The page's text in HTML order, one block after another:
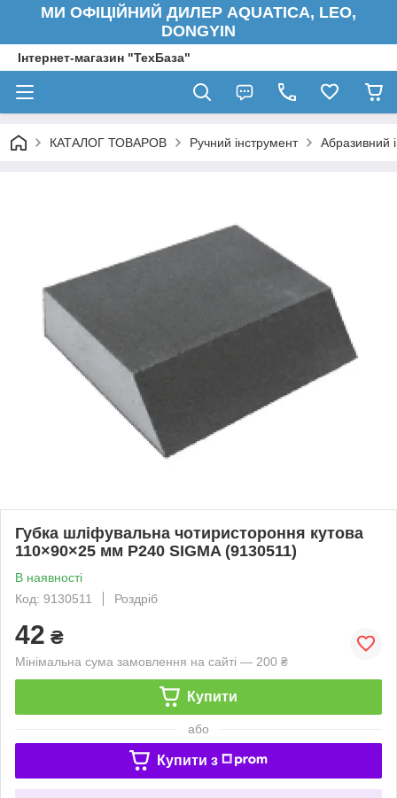
МИ ОФІЦІЙНИЙ ДИЛЕР AQUATICA, LEO,
DONGYIN
Інтернет-магазин "ТехБаза"
КАТАЛОГ ТОВАРОВ Ручний інструмент Абразивний
Губка шліфувальна чотиристороння кутова
110×90×25 мм P240 SIGMA (9130511)
В наявності
Код: 9130511
Роздріб
42 ₴
Мінімальна сума замовлення на сайті — 200 ₴
Купити
або
Купити з